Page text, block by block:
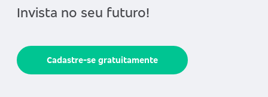
Invista no seu futuro!
Cadastre-se gratuitamente